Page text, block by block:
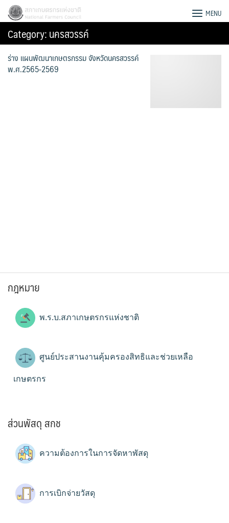
Skip
content
สภาเกษตรกรแห่งชาติ MENU
Category:นครสวรรค์
ร่าง แผนพัฒนาเกษตรกรรม จังหวัดนครสวรรค์
พ.ศ.2565-2569
กฎหมาย
พ.ร.บ.สภาเกษตรกรแห่งชาติ
ศูนย์ประสานงานคุ้มครองสิทธิและช่วยเหลือ
เกษตรกร
ส่วนพัสดุ สกช
ความต้องการในการจัดหาพัสดุ
การเบิกจ่ายวัสดุ